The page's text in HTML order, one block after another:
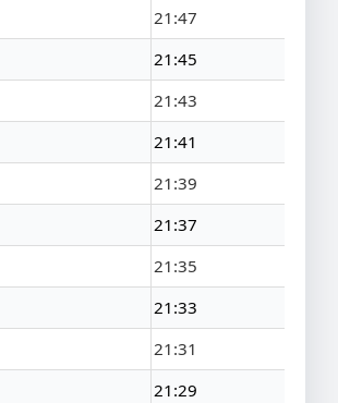
21:47
21:45
21:43
21:41
21:39
21:37
21:35
21:33
21:31
21:29